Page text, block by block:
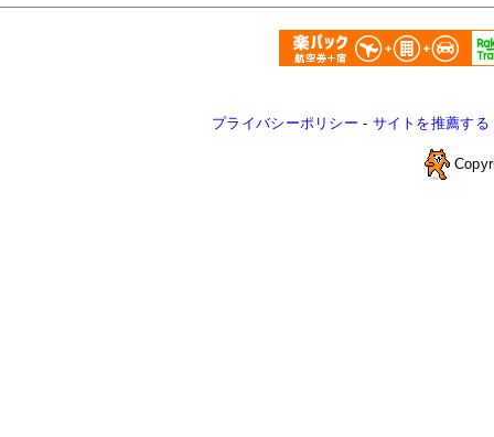
プライバシーポリシー - サイトを推薦する